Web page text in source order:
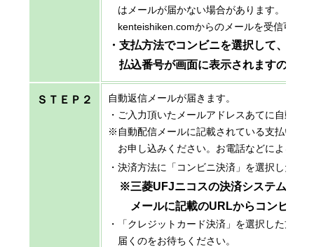
はメールが届かない場合があります。
kenteishiken.comからのメールを受信可能
・支払方法でコンビニを選択して、申
払込番号が画面に表示されますので、
ＳＴＥＰ２
自動返信メールが届きます。
・ご入力頂いたメールアドレスあてに自動配
※自動配信メールに記載されている支払いに
お申し込みください。お電話などによるお
・決済方法に「コンビニ決済」を選択した方
※三菱UFJニコスの決済システムを利
メールに記載のURLからコンビニの
・「クレジットカード決済」を選択した方は
届くのをお待ちください。